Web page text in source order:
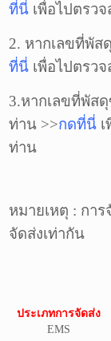
ที่นี่ เพื่อไปตรว
2. หากเลขที่พัสดุ
ที่นี่ เพื่อไปตรว
3.หากเลขที่พัส
ท่าน >>กดที่นี่
ท่าน
หมายเหตุ : การ
จัดส่งเท่ากัน
ประเภทการจัดส่ง
EMS